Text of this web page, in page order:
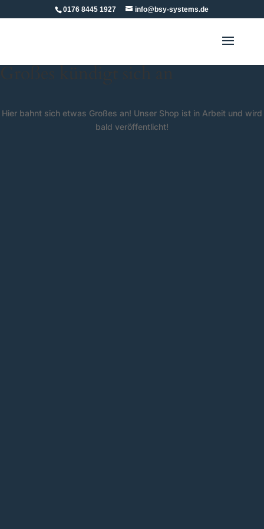
0176 8445 1927 info@bsy-systems.de
Hier bahnt sich etwas Großes an! Unser Shop ist in Arbeit und wird
bald veröffentlicht!